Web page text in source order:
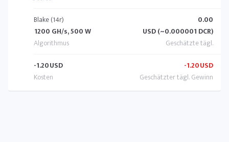
Blake (14r)
1200 GH/s, 500 W
0.00
USD (~0.000001 DCR)
-1.20USD -1.20USD